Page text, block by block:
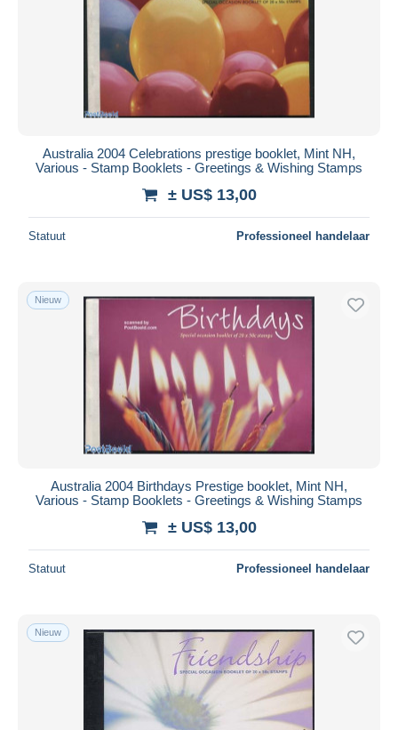
Australia 2004 Celebrations prestige booklet, Mint NH,
Various - Stamp Booklets - Greetings & Wishing Stamps
± US$ 13,00
Statuut Professioneel handelaar
Nieuw
Australia 2004 Birthdays Prestige booklet, Mint NH,
Various - Stamp Booklets - Greetings & Wishing Stamps
± US$ 13,00
Statuut Professioneel handelaar
Nieuw